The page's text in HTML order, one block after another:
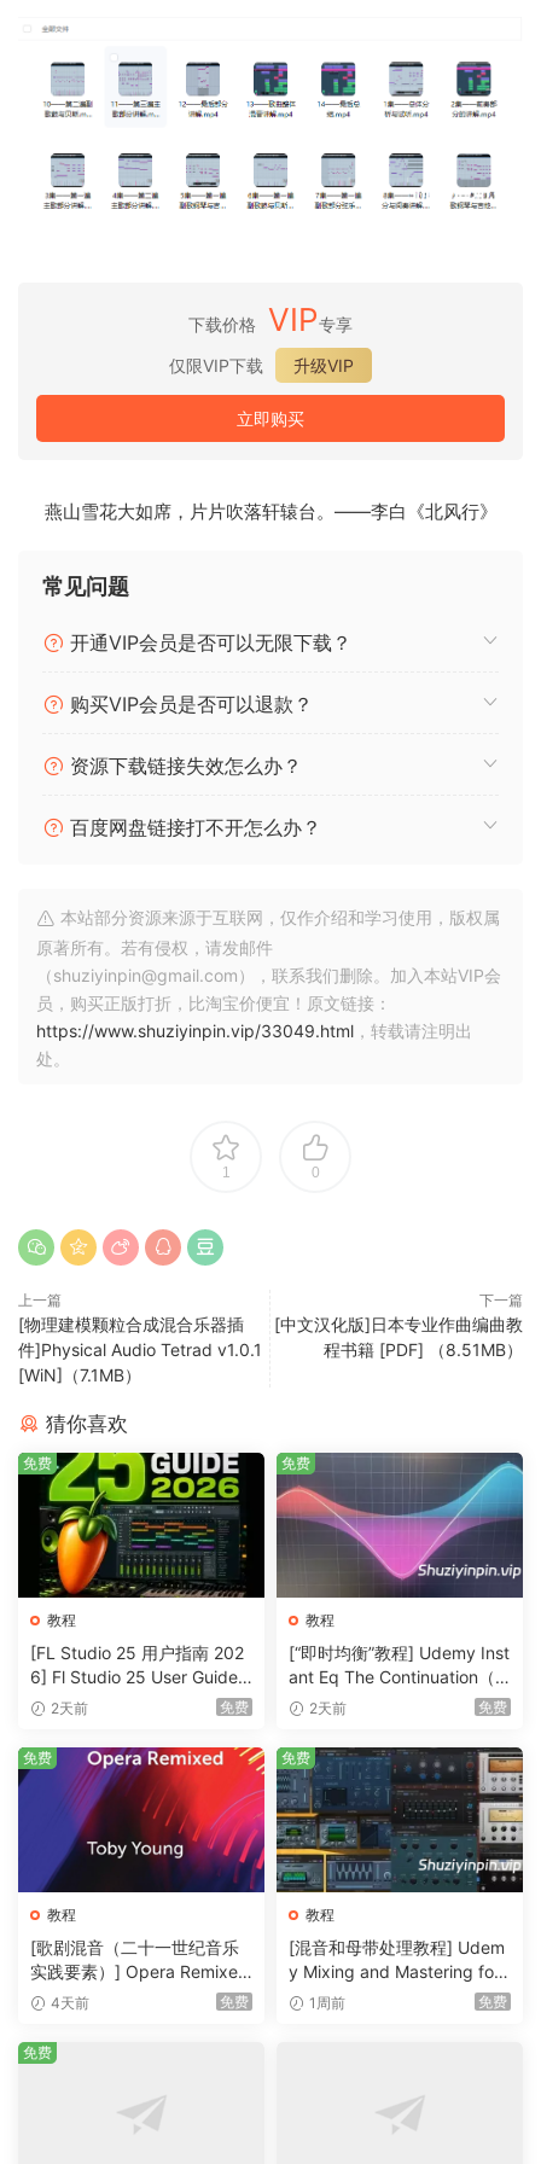
下载价格 VIP专享
仅限VIP下载
升级VIP
立即购买
燕山雪花大如席，片片吹落轩辕台。——李白《北风行》
常见问题
开通VIP会员是否可以无限下载？
购买VIP会员是否可以退款？
资源下载链接失效怎么办？
百度网盘链接打不开怎么办？
本站部分资源来源于互联网，仅作介绍和学习使用，版权属
原著所有。若有侵权，请发邮件
（shuziyinpin@gmail.com），联系我们删除。加入本站VIP会
员，购买正版打折，比淘宝价便宜！原文链接：
https://www.shuziyinpin.vip/33049.html ，转载请注明出
处。
1 0
上一篇
[物理建模颗粒合成混合乐器插
件]Physical Audio Tetrad v1.0.1
[WiN]（7.1MB）
下一篇
[中文汉化版]日本专业作曲编曲教
程书籍 [PDF] （8.51MB）
猜你喜欢
教程
[FL Studio 25 用户指南 202
6] Fl Studio 25 User Guide 2
026（1MB）
2天前 免费
免费
教程
[“即时均衡”教程] Udemy Inst
ant Eq The Continuation（3
36MB）
2天前 免费
免费
教程
[歌剧混音（二十一世纪音乐
实践要素）] Opera Remixed
(Elements in Twenty-First C
B）
4天前 免费
免费
教程
[混音和母带处理教程] Udem
y Mixing and Mastering for
Producers [TUTORiAL]（6.
1周前 免费
免费
免费